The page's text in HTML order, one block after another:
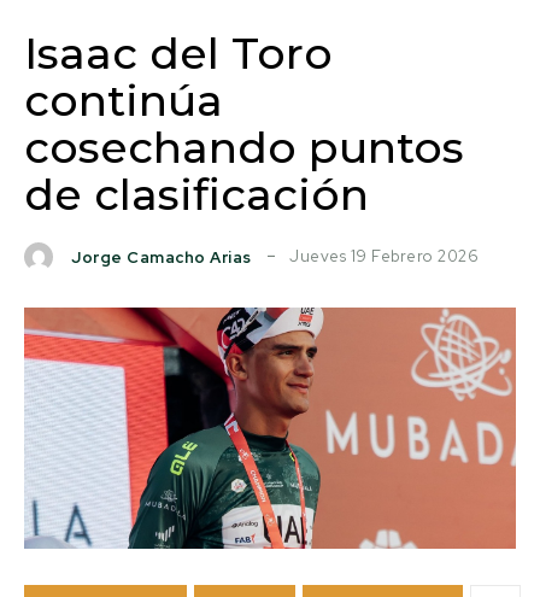
Isaac del Toro
continúa
cosechando puntos
de clasificación
Jorge Camacho Arias Jueves 19 Febrero 2026